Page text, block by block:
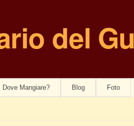
del
Dove Mangiare? Blog Foto